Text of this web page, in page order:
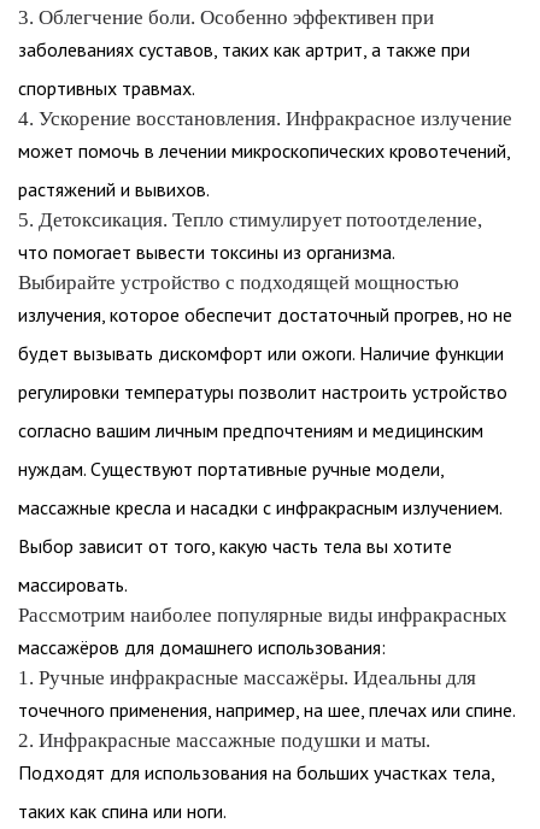
3. Облегчение боли. Особенно эффективен при
заболеваниях суставов, таких как артрит, а также при
спортивных травмах.
4. Ускорение восстановления. Инфракрасное излучение
может помочь в лечении микроскопических кровотечений,
растяжений и вывихов.
5. Детоксикация. Тепло стимулирует потоотделение,
что помогает вывести токсины из организма.
Выбирайте устройство с подходящей мощностью
излучения, которое обеспечит достаточный прогрев, но не
будет вызывать дискомфорт или ожоги. Наличие функции
регулировки температуры позволит настроить устройство
согласно вашим личным предпочтениям и медицинским
нуждам. Существуют портативные ручные модели,
массажные кресла и насадки с инфракрасным излучением.
Выбор зависит от того, какую часть тела вы хотите
массировать.
Рассмотрим наиболее популярные виды инфракрасных
массажёров для домашнего использования:
1. Ручные инфракрасные массажёры. Идеальны для
точечного применения, например, на шее, плечах или спине.
2. Инфракрасные массажные подушки и маты.
Подходят для использования на больших участках тела,
таких как спина или ноги.